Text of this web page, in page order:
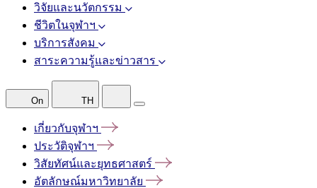
วิจัยและนวัตกรรม
ชีวิตในจุฬาฯ
บริการสังคม
สาระความรู้และข่าวสาร
On TH
เกี่ยวกับจุฬาฯ
ประวัติจุฬาฯ
วิสัยทัศน์และยุทธศาสตร์
อัตลักษณ์มหาวิทยาลัย